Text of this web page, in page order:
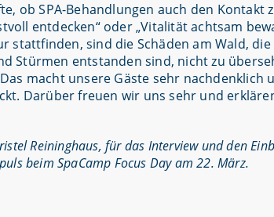
ob SPA-Behandlungen auch den
entdecken“ oder „Vitalität achtsam
stattfinden, sind die Schäden am Wald,
Stürmen entstanden sind, nicht zu
macht unsere Gäste sehr
Darüber freuen wir uns sehr und
Reininghaus, für das Interview und den
beim SpaCamp Focus Day am 22. März.